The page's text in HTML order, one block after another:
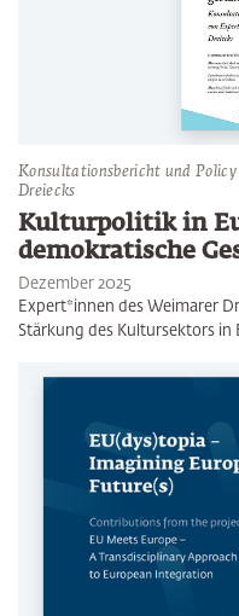
Konsultationsbericht und
Dreiecks
Kulturpolitik in
demokratische
Dezember 2025
Expert*innen des Weimarer
Stärkung des Kultursektors in